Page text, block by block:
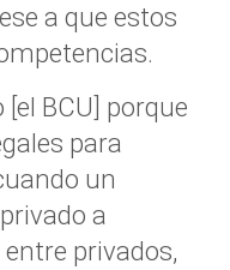
a que estos
BCU] porque
para
un
a
privados,